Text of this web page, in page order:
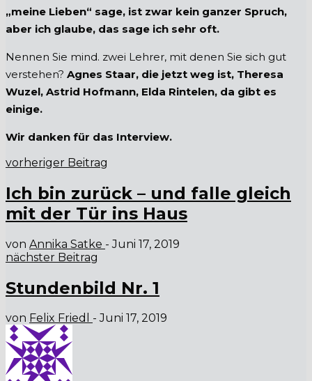
„meine Lieben“ sage, ist zwar kein ganzer Spruch,
aber ich glaube, das sage ich sehr oft.
Nennen Sie mind. zwei Lehrer, mit denen Sie sich gut
verstehen? Agnes Staar, die jetzt weg ist, Theresa
Wuzel, Astrid Hofmann, Elda Rintelen, da gibt es
einige.
Wir danken für das Interview.
vorheriger Beitrag
Ich bin zurück – und falle gleich
mit der Tür ins Haus
von Annika Satke -Juni 17, 2019
nächster Beitrag
Stundenbild Nr. 1
von Felix Friedl -Juni 17, 2019